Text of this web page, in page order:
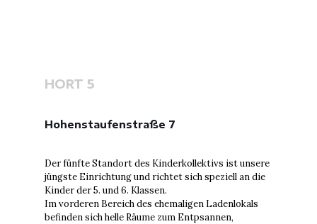
HORT 5
Hohenstaufenstraße 7
Der fünfte Standort des Kinderkollektivs ist unsere
jüngste Einrichtung und richtet sich speziell an die
Kinder der 5. und 6. Klassen.
Im vorderen Bereich des ehemaligen Ladenlokals
befinden sich helle Räume zum Entpsannen,